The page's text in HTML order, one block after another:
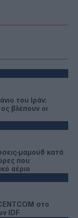
του Ιράν:
βλέπουν οι
μαμούθ κατά
που
αέριο
στο
IDF